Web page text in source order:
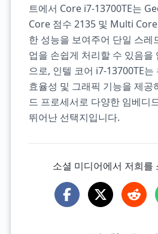
트에서 Core i7-13700TE는
Core 점수 2135 및 Multi
한 성능을 보여주어 단일 스레
업을 손쉽게 처리할 수 있음을
으로, 인텔 코어 i7-13700TE는
효율성 및 그래픽 기능을 제공
드 프로세서로 다양한 임베디
뛰어난 선택지입니다.
소셜 미디어에서 저희를